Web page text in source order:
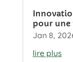
pour
Jan 8,
lire plus